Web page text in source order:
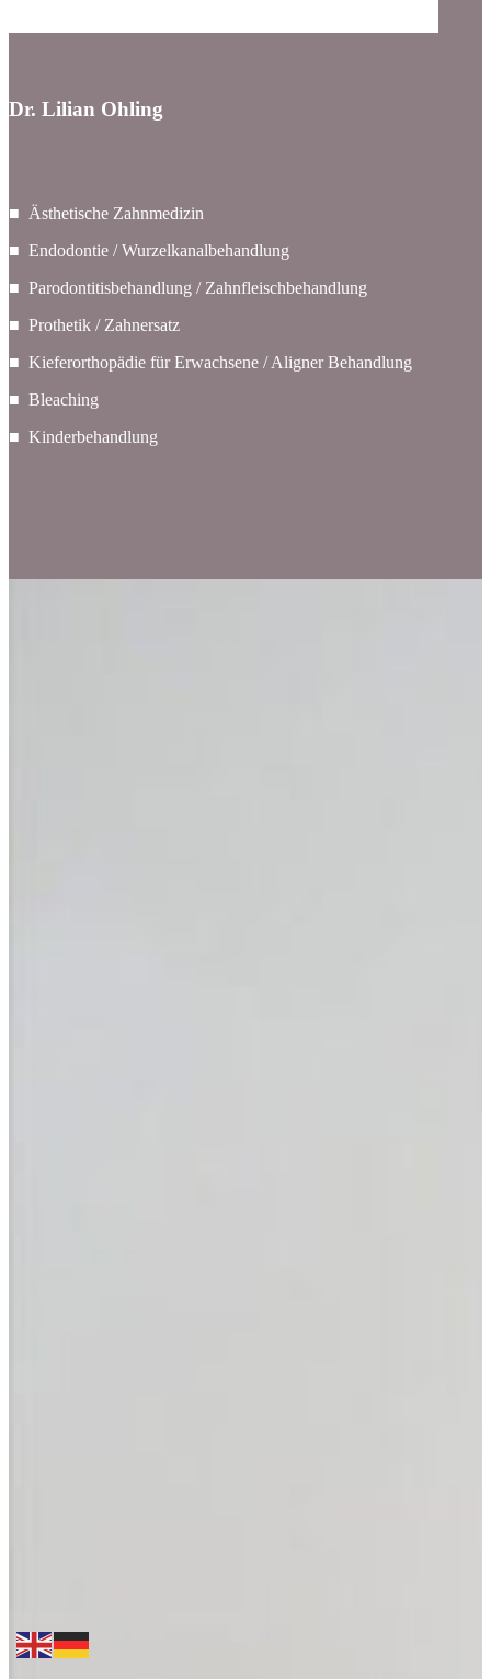
Dr. Lilian Ohling
■ Ästhetische Zahnmedizin
■ Endodontie / Wurzelkanalbehandlung
■ Parodontitisbehandlung / Zahnfleischbehandlung
■ Prothetik / Zahnersatz
■ Kieferorthopädie für Erwachsene / Aligner Behandlung
■ Bleaching
■ Kinderbehandlung